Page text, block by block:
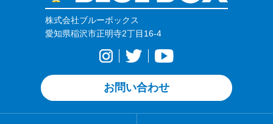
株式会社ブルーボックス
愛知県稲沢市正明寺2丁目16-4
お問い合わせ